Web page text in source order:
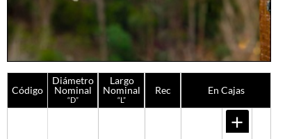
Código
Diámetro
Nominal
“D”
Largo
Nominal
“L”
Rec En Cajas